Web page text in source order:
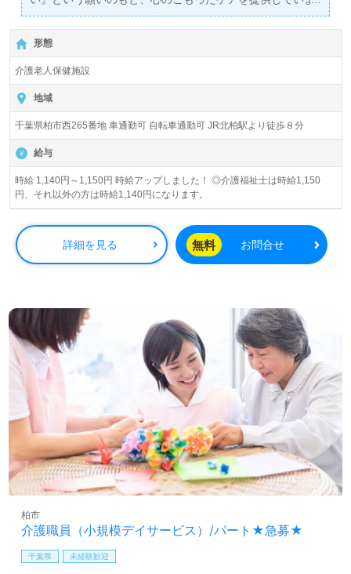
す。
形態
介護老人保健施設
地域
千葉県柏市西265番地 車通勤可 自転車通勤可 JR北柏駅より徒歩８分
給与
時給 1,140円～1,150円 時給アップしました！ ◎介護福祉士は時給1,150
円、それ以外の方は時給1,140円になります。
詳細を見る 無料 お問合せ
介護職員（小規模デイサービス）/パート★急募★
柏市
千葉県 未経験歓迎